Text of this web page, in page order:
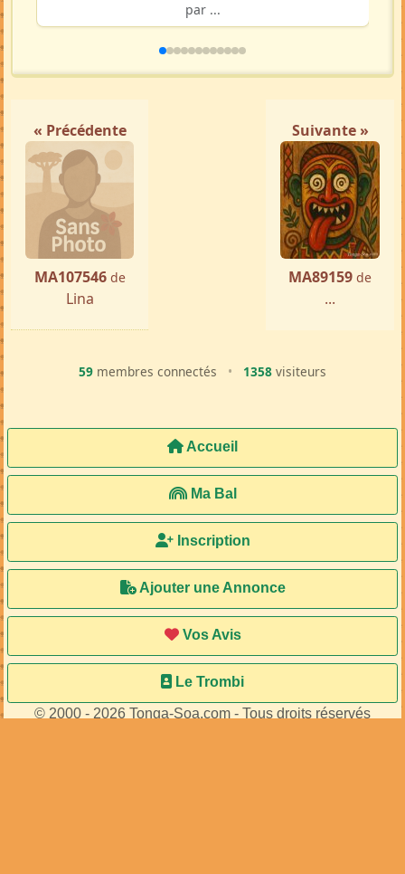
par ...
« Précédente
MA107546 de
Lina
Suivante »
MA89159 de
...
59 membres connectés • 1358 visiteurs
Accueil
Ma Bal
Inscription
Ajouter une Annonce
Vos Avis
Le Trombi
© 2000 - 2026 Tonga-Soa.com - Tous droits réservés